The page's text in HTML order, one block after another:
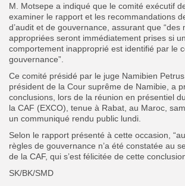
M. Motsepe a indiqué que le comité exécutif
examiner le rapport et les recommandations
d’audit et de gouvernance, assurant que “des
appropriées seront immédiatement prises si
comportement inapproprié est identifié par le
gouvernance”.
Ce comité présidé par le juge Namibien
président de la Cour suprême de Namibie, a
conclusions, lors de la réunion en présentiel
la CAF (EXCO), tenue à Rabat, au Maroc,
un communiqué rendu public lundi.
Selon le rapport présenté à cette occasion,
règles de gouvernance n’a été constatée au
de la CAF, qui s’est félicitée de cette
SK/BK/SMD